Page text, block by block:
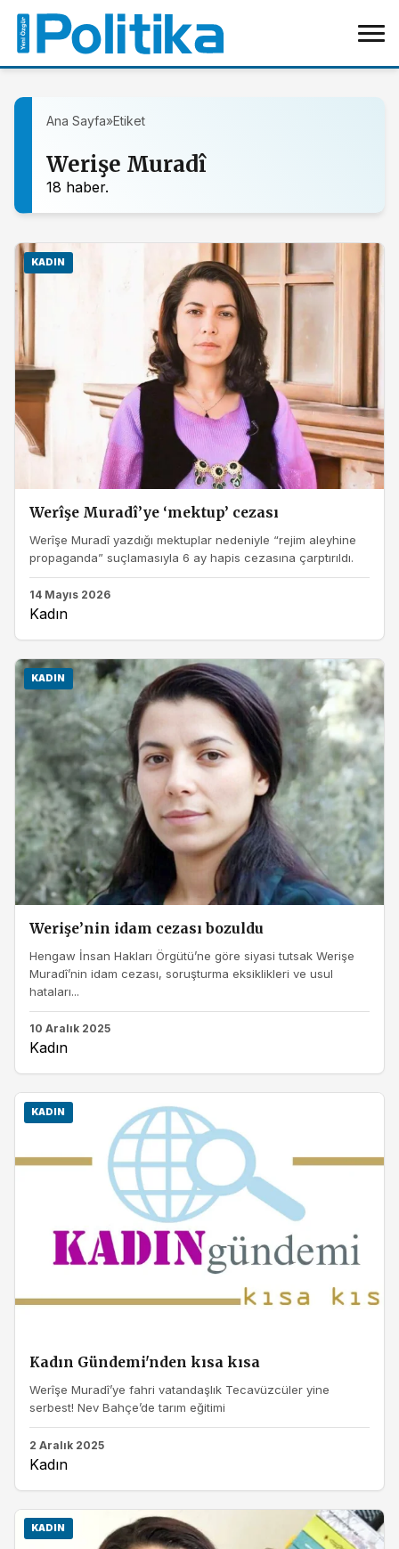
Ana Sayfa»Etiket
Werişe Muradî
18 haber.
KADIN
Werîşe Muradî’ye ‘mektup’ cezası
Werîşe Muradî yazdığı mektuplar nedeniyle “rejim aleyhine
propaganda” suçlamasıyla 6 ay hapis cezasına çarptırıldı.
14 Mayıs 2026
Kadın
KADIN
Werişe’nin idam cezası bozuldu
Hengaw İnsan Hakları Örgütü’ne göre siyasi tutsak Werişe
Muradî’nin idam cezası, soruşturma eksiklikleri ve usul
hataları...
10 Aralık 2025
Kadın
KADIN
Kadın Gündemi'nden kısa kısa
Werîşe Muradî’ye fahri vatandaşlık Tecavüzcüler yine
serbest! Nev Bahçe’de tarım eğitimi
2 Aralık 2025
Kadın
KADIN